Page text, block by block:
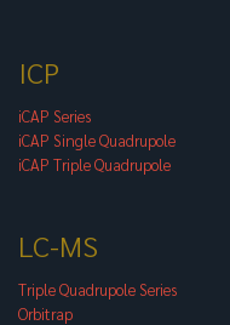
ICP
iCAP Series
iCAP Single Quadrupole
iCAP Triple Quadrupole
LC-MS
Triple Quadrupole Series
Orbitrap